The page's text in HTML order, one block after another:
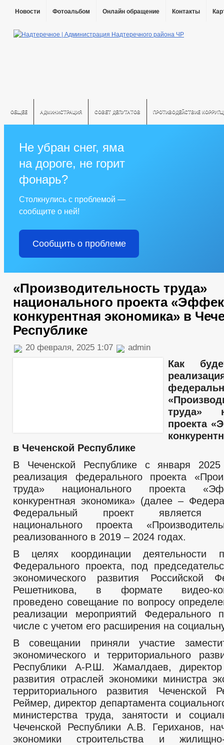
Новости Фотоальбом Онлайн обращение Контакты
ОБЩЕЕ АДМИНИСТРАЦИЯ СОВЕТ ДЕПУТАТОВ ПРОТИВОДЕЙСТВИЕ
Не убран снег, яма
на дороге, не горит
фонарь?
Столкнулись с проблемой —
сообщите о ней!
Сообщить о проблеме
«Производительность труда»
национального проекта
конкурентная экономика» в
Республике
20 февраля, 2025 1:07 admin
Как
труда»
проекта
в Чеченской Республике
В Чеченской Республике с января 2025
реализация федерального проекта
труда» национального проекта
конкурентная экономика» (далее –
Федеральный проект является
национального проекта
реализованного в 2019 – 2024 годах.
В целях координации деятельности
Федерального проекта, под
экономического развития Российской
Решетникова, в формате видео-
проведено совещание по вопросу
реализации мероприятий Федерального
числе с учетом его расширения на
В совещании приняли участие
экономического и территориального
Республики А-Р.Ш. Жамалдаев, директор
развития отраслей экономики министра
территориального развития Чеченской
Реймер, директор департамента
министерства труда, занятости и
Чеченской Республики А.В. Гериханов,
экономики строительства и жилищно-